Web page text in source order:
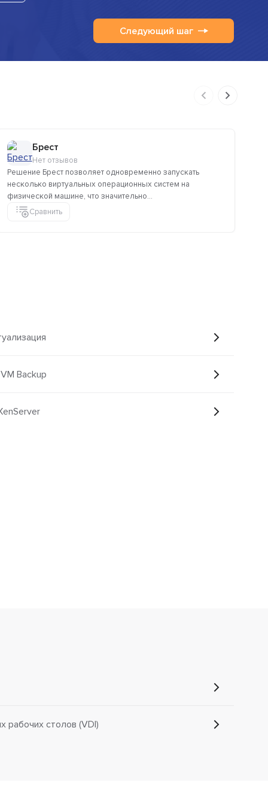
Следующий шаг
Брест
Нет отзывов
Решение Брест позволяет одновременно запускать
несколько виртуальных операционных систем на
физической машине, что значительно...
Сравнить
Backup
рабочих столов (VDI)